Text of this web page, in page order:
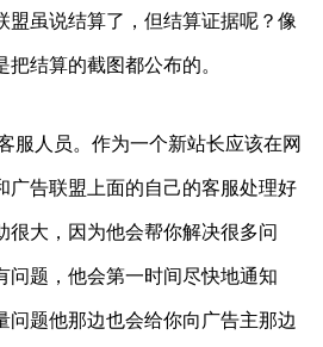
盟虽说结算了，但结算证据呢？像
结算的截图都公布的。
服人员。作为一个新站长应该在网
广告联盟上面的自己的客服处理好
很大，因为他会帮你解决很多问
问题，他会第一时间尽快地通知
问题他那边也会给你向广告主那边